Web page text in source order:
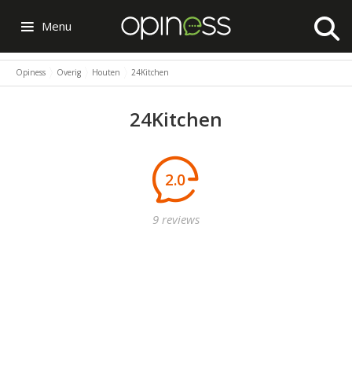
Menu
Opiness Overig Houten 24Kitchen
24Kitchen
2.0
9 reviews